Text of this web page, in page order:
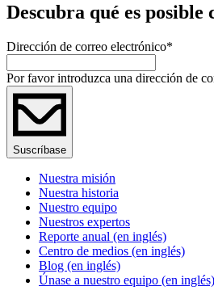
Descubra qué es posible
Dirección de correo electrónico*
Por favor introduzca una dirección de
Suscríbase
Nuestra misión
Nuestra historia
Nuestro equipo
Nuestros expertos
Reporte anual (en inglés)
Centro de medios (en inglés)
Blog (en inglés)
Únase a nuestro equipo (en inglés)